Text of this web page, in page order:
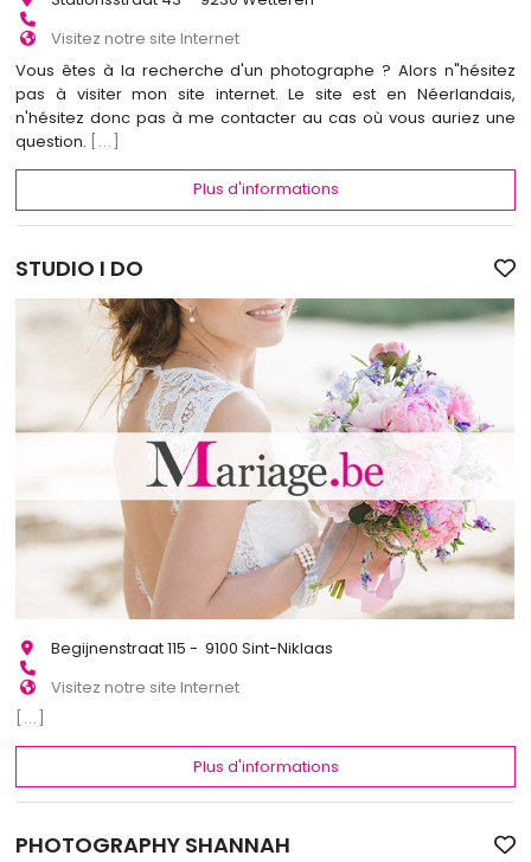
Visitez notre site Internet
Vous êtes à la recherche d'un photographe ? Alors n"hésitez
pas à visiter mon site internet. Le site est en Néerlandais,
n'hésitez donc pas à me contacter au cas où vous auriez une
question. [...]
Plus d'informations
STUDIO I DO
Begijnenstraat 115 - 9100 Sint-Niklaas
Visitez notre site Internet
[...]
Plus d'informations
PHOTOGRAPHY SHANNAH